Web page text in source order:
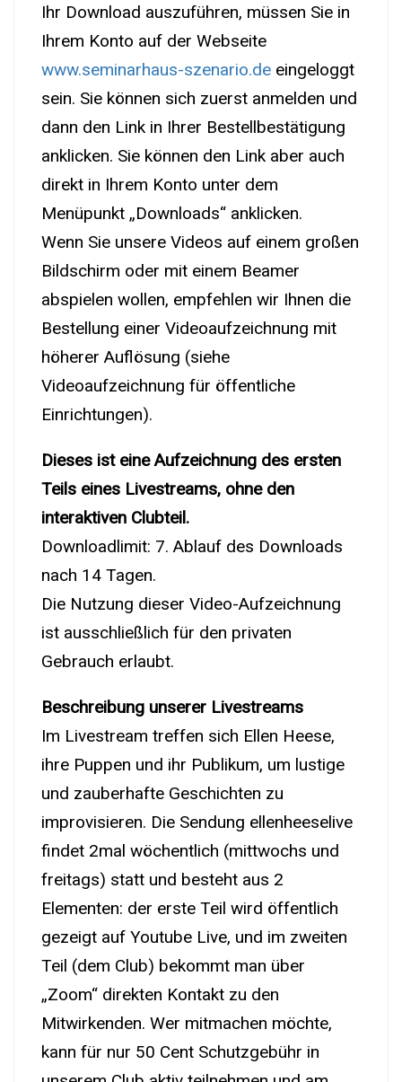
Ihr Download auszuführen, müssen Sie in
Ihrem Konto auf der Webseite
www.seminarhaus-szenario.de eingeloggt
sein. Sie können sich zuerst anmelden und
dann den Link in Ihrer Bestellbestätigung
anklicken. Sie können den Link aber auch
direkt in Ihrem Konto unter dem
Menüpunkt „Downloads“ anklicken.
Wenn Sie unsere Videos auf einem großen
Bildschirm oder mit einem Beamer
abspielen wollen, empfehlen wir Ihnen die
Bestellung einer Videoaufzeichnung mit
höherer Auflösung (siehe
Videoaufzeichnung für öffentliche
Einrichtungen).
Dieses ist eine Aufzeichnung des ersten
Teils eines Livestreams, ohne den
interaktiven Clubteil.
Downloadlimit: 7. Ablauf des Downloads
nach 14 Tagen.
Die Nutzung dieser Video-Aufzeichnung
ist ausschließlich für den privaten
Gebrauch erlaubt.
Beschreibung unserer Livestreams
Im Livestream treffen sich Ellen Heese,
ihre Puppen und ihr Publikum, um lustige
und zauberhafte Geschichten zu
improvisieren. Die Sendung ellenheeselive
findet 2mal wöchentlich (mittwochs und
freitags) statt und besteht aus 2
Elementen: der erste Teil wird öffentlich
gezeigt auf Youtube Live, und im zweiten
Teil (dem Club) bekommt man über
„Zoom“ direkten Kontakt zu den
Mitwirkenden. Wer mitmachen möchte,
kann für nur 50 Cent Schutzgebühr in